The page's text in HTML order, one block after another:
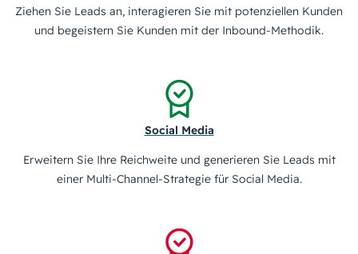
Ziehen Sie Leads an, interagieren Sie mit potenziellen Kunden
und begeistern Sie Kunden mit der Inbound-Methodik.
Social Media
Erweitern Sie Ihre Reichweite und generieren Sie Leads mit
einer Multi-Channel-Strategie für Social Media.